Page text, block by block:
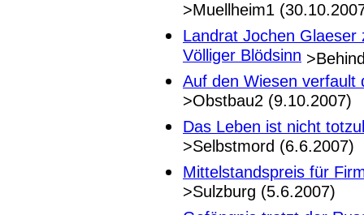
>Muellheim1
Landrat Jochen
Völliger Blödsinn
Auf den Wiesen verfault
>Obstbau2 (9.10.2007)
Das Leben ist nicht
>Selbstmord (6.6.2007)
Mittelstandspreis für
>Sulzburg (5.6.2007)